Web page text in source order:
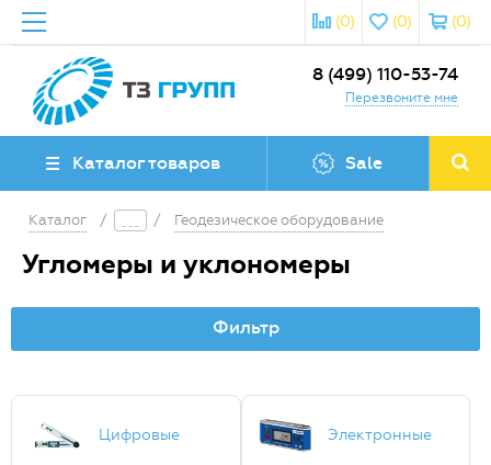
(0)
(0)
(0)
8 (499) 110-53-74
Перезвоните мне
Каталог товаров Sale
Каталог / / Геодезическое оборудование
Угломеры и уклономеры
Фильтр
Цифровые Электронные